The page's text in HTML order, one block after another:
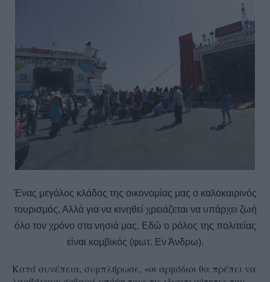
Ένας μεγάλος κλάδος της οικονομίας μας ο καλοκαιρινός
τουρισμός, Αλλά για να κινηθεί χρειάζεται να υπάρχει ζωή
όλο τον χρόνο στα νησιά μας. Εδώ ο ρόλος της πολιτείας
είναι κομβικός (φωτ. Εν Άνδρω).
Κατά συνέπεια, συμπλήρωσε, «οι αρμόδιοι θα πρέπει να